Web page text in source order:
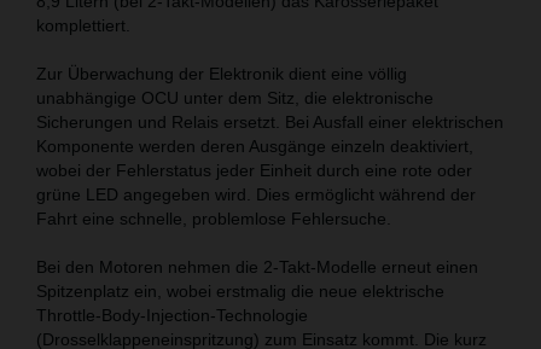
komplettiert.
Zur Überwachung der Elektronik dient eine völlig
unabhängige OCU unter dem Sitz, die elektronische
Sicherungen und Relais ersetzt. Bei Ausfall einer elektrischen
Komponente werden deren Ausgänge einzeln deaktiviert,
wobei der Fehlerstatus jeder Einheit durch eine rote oder
grüne LED angegeben wird. ​Dies ermöglicht während der
Fahrt eine schnelle, problemlose Fehlersuche.
Bei den Motoren nehmen die 2-Takt-Modelle erneut einen
Spitzenplatz ein, wobei erstmalig die neue elektrische
Throttle-Body-Injection-Technologie
(Drosselklappeneinspritzung) zum Einsatz kommt. Die kurz